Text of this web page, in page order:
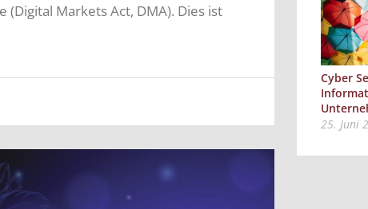
(Digital Markets Act, DMA). Dies ist
Cyber
25. Juni